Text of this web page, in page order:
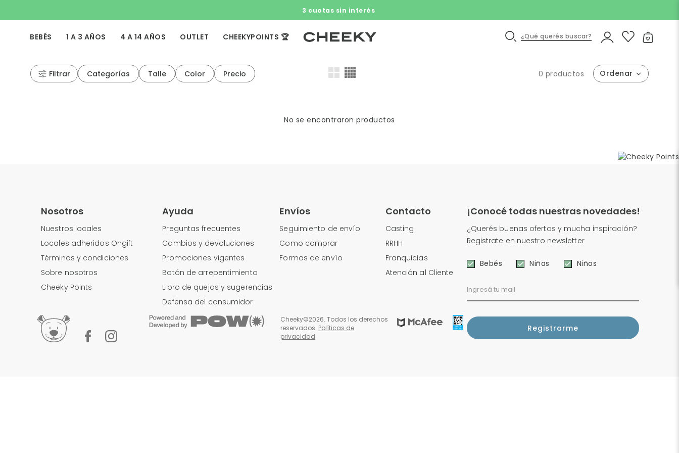
3 cuotas sin interés​ ​
BEBÉS 1 A 3 AÑOS 4 A 14 AÑOS OUTLET CHEEKYPOINTS 🏆 ¿Qué querés buscar?
Filtrar Categorías Talle Color Precio 0 productos
No se encontraron productos
Nosotros
Nuestros locales
Locales adheridos Ohgift
Términos y condiciones
Sobre nosotros
Cheeky Points
Ayuda
Preguntas frecuentes
Cambios y devoluciones
Promociones vigentes
Botón de arrepentimiento
Libro de quejas y sugerencias
Defensa del consumidor
Envíos
Seguimiento de envío
Como comprar
Formas de envío
Contacto
Casting
RRHH
Franquicias
Atención al Cliente
¡Conocé todas nuestras novedades!
¿Querés buenas ofertas y mucha inspiración?
Registrate en nuestro newsletter
Bebés Niñas Niños
Cheeky©2026. Todos los derechos
reservados. Políticas de
privacidad